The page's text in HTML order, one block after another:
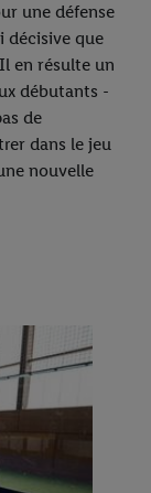
une défense
décisive que
en résulte un
débutants -
de
dans le jeu
nouvelle